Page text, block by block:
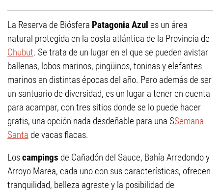
La Reserva de Biósfera Patagonia Azul es un área
natural protegida en la costa atlántica de la Provincia de
Chubut. Se trata de un lugar en el que se pueden avistar
ballenas, lobos marinos, pingüinos, toninas y elefantes
marinos en distintas épocas del año. Pero además de ser
un santuario de diversidad, es un lugar a tener en cuenta
para acampar, con tres sitios donde se lo puede hacer
gratis, una opción nada desdeñable para una SSemana
Santa de vacas flacas.
Loscampings de Cañadón del Sauce, Bahía Arredondo y
Arroyo Marea, cada uno con sus características, ofrecen
tranquilidad, belleza agreste y la posibilidad de